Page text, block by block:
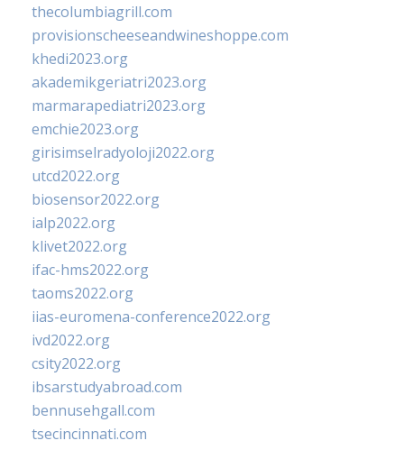
thecolumbiagrill.com
provisionscheeseandwineshoppe.com
khedi2023.org
akademikgeriatri2023.org
marmarapediatri2023.org
emchie2023.org
girisimselradyoloji2022.org
utcd2022.org
biosensor2022.org
ialp2022.org
klivet2022.org
ifac-hms2022.org
taoms2022.org
iias-euromena-conference2022.org
ivd2022.org
csity2022.org
ibsarstudyabroad.com
bennusehgall.com
tsecincinnati.com